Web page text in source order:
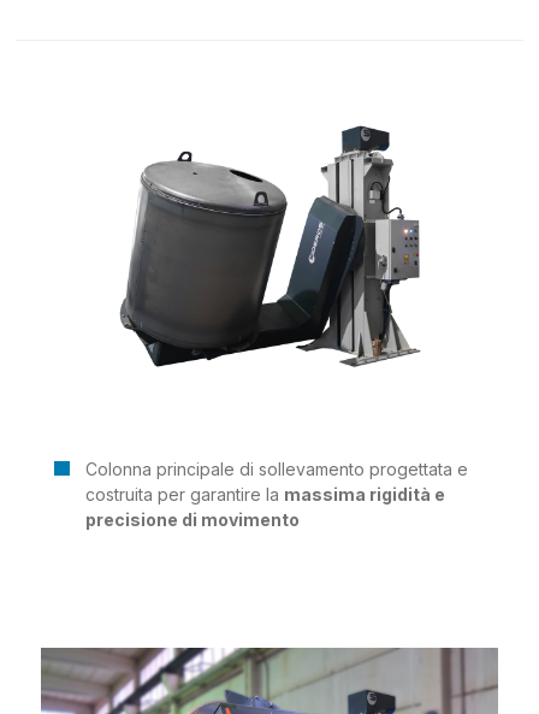
Colonna principale di sollevamento progettata e
costruita per garantire la massima rigidità e
precisione di movimento